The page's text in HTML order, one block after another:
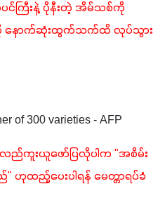
ကြီးနဲ့ ပိုနီးတဲ့ အိမ်သစ်ကို
ကို နောက်ဆုံးထွက်သက်ထိ လုပ်သွား
of 300 varieties - AFP
ြန်လည်ကူးယူဖော်ပြလိုပါက "အစိမ်း
" ဟုထည့်ပေးပါရန် မေတ္တာရပ်ခံ